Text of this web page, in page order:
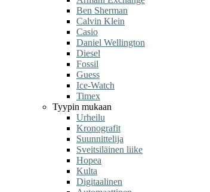
Ben Sherman
Calvin Klein
Casio
Daniel Wellington
Diesel
Fossil
Guess
Ice-Watch
Timex
Tyypin mukaan
Urheilu
Kronografit
Suunnittelija
Sveitsiläinen liike
Hopea
Kulta
Digitaalinen